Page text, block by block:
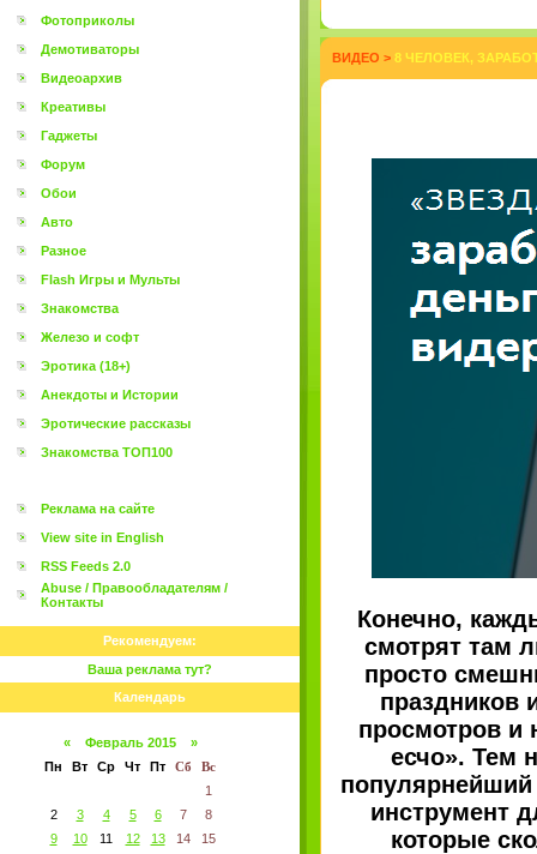
Фотоприколы
Демотиваторы
Видеоархив
Креативы
Гаджеты
Форум
Обои
Авто
Разное
Flash Игры и Мульты
Знакомства
Железо и софт
Эротика (18+)
Анекдоты и Истории
Эротические рассказы
Знакомства ТОП100
Реклама на сайте
View site in English
RSS Feeds 2.0
Abuse / Правообладателям /
Контакты
Рекомендуем:
Ваша реклама тут?
Календарь
« Февраль 2015
»
Пн
Вт Ср Чт Пт Сб
Вс
1
2
3 4 5 6 7
8
9
10 11 12 13 14
15
ВИДЕО > 8 ЧЕЛОВЕК,
Конечно,
смотрят там
просто
праздников
просмотров и
есчо». Тем
популярнейший
инструмент
которые